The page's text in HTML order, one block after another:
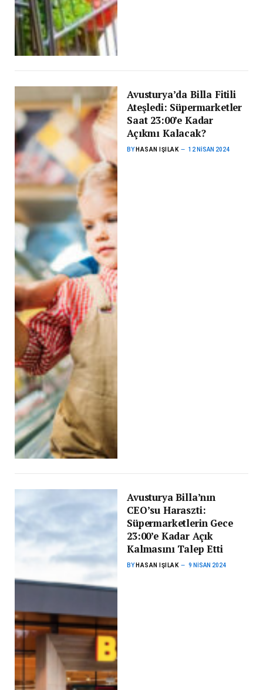
Avusturya’da Billa Fitili
Ateşledi: Süpermarketler
Saat 23:00’e Kadar
Açıkmı Kalacak?
BY HASAN IŞILAK 12 NISAN 2024
Avusturya Billa’nın
CEO’su Haraszti:
Süpermarketlerin Gece
23:00’e Kadar Açık
Kalmasını Talep Etti
BY HASAN IŞILAK 9 NISAN 2024